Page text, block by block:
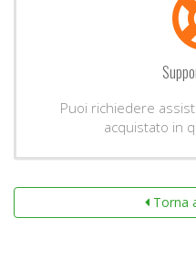
Puoi richiedere
acquistato in
Torna